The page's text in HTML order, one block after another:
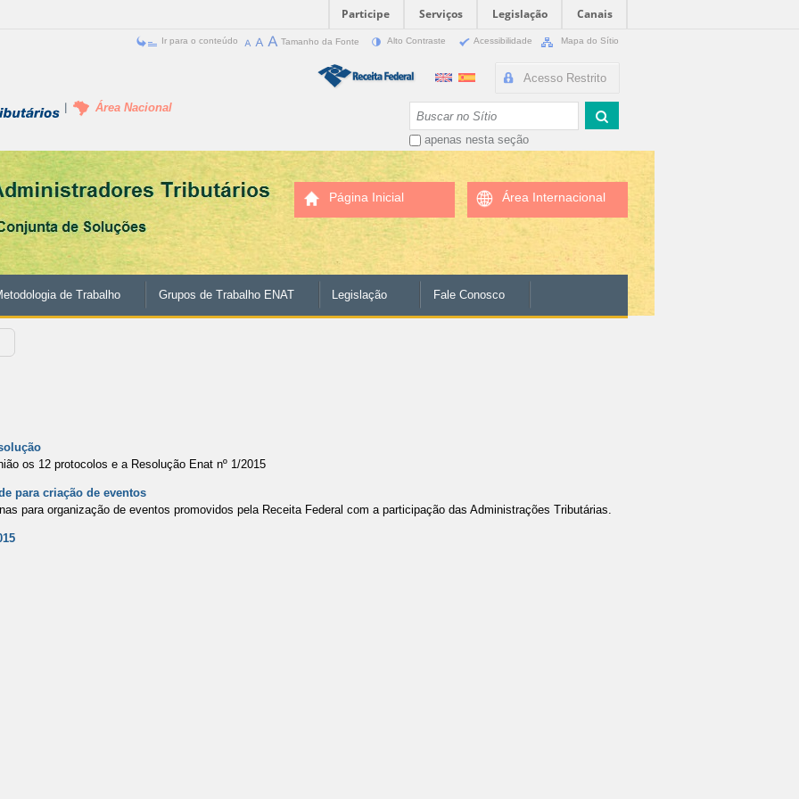
Participe Serviços Legislação
Canais
Ir para o conteúdo Tamanho da Fonte Alto Contraste Acessibilidade Mapa do Sítio
Acesso Restrito
apenas nesta seção
Área Nacional
Página Inicial Área Internacional
de Trabalho Grupos de Trabalho ENAT Legislação Fale Conosco
os 12 protocolos e a Resolução Enat nº 1/2015
para criação de eventos
para organização de eventos promovidos pela Receita Federal com a participação das Administrações Tributárias.